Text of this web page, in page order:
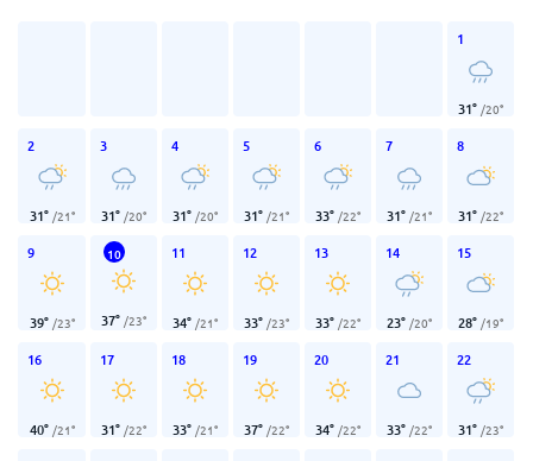
1
31° /20°
2
31° /21°
3
31° /20°
4
31° /20°
5
31° /21°
6
33° /22°
7
31° /21°
8
31° /22°
9
39° /23°
10
37° /23°
11
34° /21°
12
33° /23°
13
33° /22°
14
23° /20°
15
28° /19°
16
40° /21°
17
31° /22°
18
33° /21°
19
37° /22°
20
34° /22°
21
33° /22°
22
31° /23°